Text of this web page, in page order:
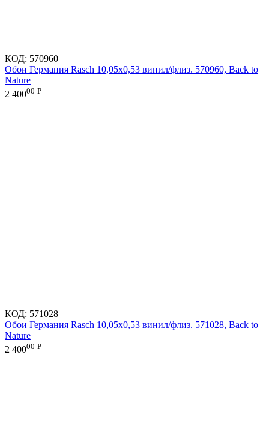
КОД: 570960
Обои Германия Rasch 10,05x0,53 винил/флиз. 570960, Back to
Nature
2 40000 Р
КОД: 571028
Обои Германия Rasch 10,05x0,53 винил/флиз. 571028, Back to
Nature
2 40000 Р